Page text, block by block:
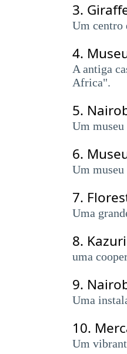
3.
Um centro
4.
A antiga
Africa".
5.
Um
6.
Um
7.
Uma
8.
uma
9.
Uma
10.
Um